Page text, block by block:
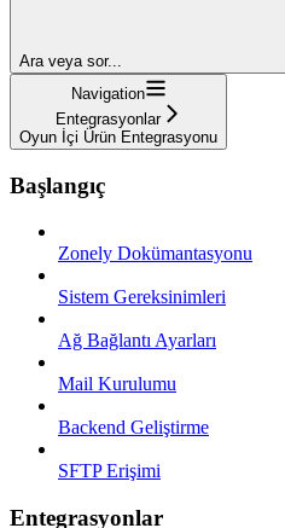
Ara veya sor...
Navigation
Entegrasyonlar
Oyun İçi Ürün Entegrasyonu
Başlangıç
Zonely Dokümantasyonu
Sistem Gereksinimleri
Ağ Bağlantı Ayarları
Mail Kurulumu
Backend Geliştirme
SFTP Erişimi
Entegrasyonlar